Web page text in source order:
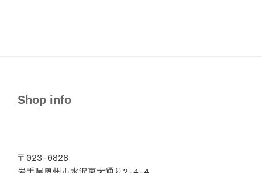
Shop info
〒023-0828